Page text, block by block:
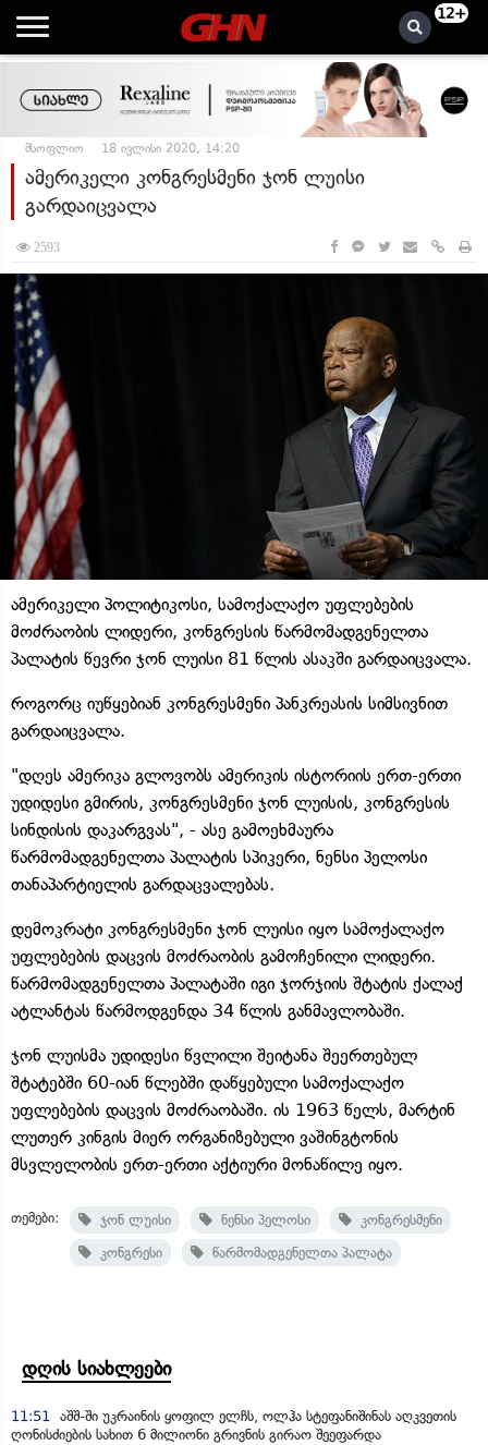
12+
მსოფლიო 18 ივლისი 2020, 14:20
ამერიკელი კონგრესმენი ჯონ ლუისი
გარდაიცვალა
2593
ამერიკელი პოლიტიკოსი, სამოქალაქო უფლებების
მოძრაობის ლიდერი, კონგრესის წარმომადგენელთა
პალატის წევრი ჯონ ლუისი 81 წლის ასაკში გარდაიცვალა.
როგორც იუწყებიან კონგრესმენი პანკრეასის სიმსივნით
გარდაიცვალა.
"დღეს ამერიკა გლოვობს ამერიკის ისტორიის ერთ-ერთი
უდიდესი გმირის, კონგრესმენი ჯონ ლუისის, კონგრესის
სინდისის დაკარგვას", - ასე გამოეხმაურა
წარმომადგენელთა პალატის სპიკერი, ნენსი პელოსი
თანაპარტიელის გარდაცვალებას.
დემოკრატი კონგრესმენი ჯონ ლუისი იყო სამოქალაქო
უფლებების დაცვის მოძრაობის გამოჩენილი ლიდერი.
წარმომადგენელთა პალატაში იგი ჯორჯიის შტატის ქალაქ
ატლანტას წარმოდგენდა 34 წლის განმავლობაში.
ჯონ ლუისმა უდიდესი წვლილი შეიტანა შეერთებულ
შტატებში 60-იან წლებში დაწყებული სამოქალაქო
უფლებების დაცვის მოძრაობაში. ის 1963 წელს, მარტინ
ლუთერ კინგის მიერ ორგანიზებული ვაშინგტონის
მსვლელობის ერთ-ერთი აქტიური მონაწილე იყო.
თემები: ჯონ ლუისი ნენსი პელოსი
კონგრესმენი
კონგრესი
წარმომადგენელთა პალატა
დღის სიახლეები
11:51 აშშ-ში უკრაინის ყოფილ ელჩს, ოლჰა სტეფანიშინას აღკვეთის
ღონისძიების სახით 6 მილიონი გრივნის გირაო შეეფარდა